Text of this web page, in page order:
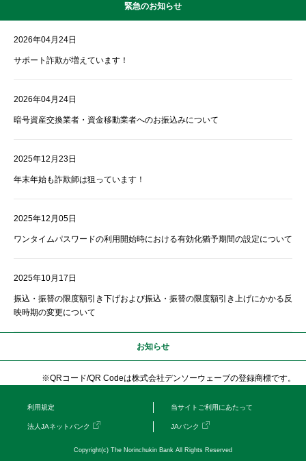
緊急のお知らせ
2026年04月24日
サポート詐欺が増えています！
2026年04月24日
暗号資産交換業者・資金移動業者へのお振込みについて
2025年12月23日
年末年始も詐欺師は狙っています！
2025年12月05日
ワンタイムパスワードの利用開始時における有効化猶予期間の設定について
2025年10月17日
振込・振替の限度額引き下げおよび振込・振替の限度額引き上げにかかる反
映時期の変更について
お知らせ
※QRコード/QR Codeは株式会社デンソーウェーブの登録商標です。
利用規定 当サイトご利用にあたって
法人JAネットバンク JAバンク
Copyright(c) The Norinchukin Bank All Rights Reserved